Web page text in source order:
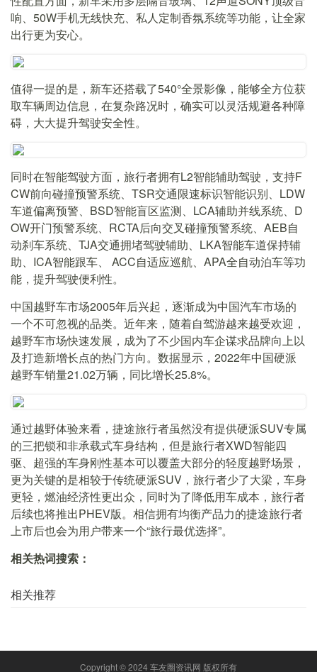
响、50W手机无线快充、私人定制香氛系统等功能，让全家
出行更为安心。
值得一提的是，新车还搭载了540°全景影像，能够全方位获
取车辆周边信息，在复杂路况时，确实可以灵活规避各种障
碍，大大提升驾驶安全性。
同时在智能驾驶方面，旅行者拥有L2智能辅助驾驶，支持F
CW前向碰撞预警系统、TSR交通限速标识智能识别、LDW
车道偏离预警、BSD智能盲区监测、LCA辅助并线系统、D
OW开门预警系统、RCTA后向交叉碰撞预警系统、AEB自
动刹车系统、TJA交通拥堵驾驶辅助、LKA智能车道保持辅
助、ICA智能跟车、 ACC自适应巡航、APA全自动泊车等功
能，提升驾驶便利性。
中国越野车市场2005年后兴起，逐渐成为中国汽车市场的
一个不可忽视的品类。近年来，随着自驾游越来越受欢迎，
越野车市场快速发展，成为了不少国内车企谋求品牌向上以
及打造新增长点的热门方向。数据显示，2022年中国硬派
越野车销量21.02万辆，同比增长25.8%。
通过越野体验来看，捷途旅行者虽然没有提供硬派SUV专属
的三把锁和非承载式车身结构，但是旅行者XWD智能四
驱、超强的车身刚性基本可以覆盖大部分的轻度越野场景，
更为关键的是相较于传统硬派SUV，旅行者少了大梁，车身
更轻，燃油经济性更出众，同时为了降低用车成本，旅行者
后续也将推出PHEV版。相信拥有均衡产品力的捷途旅行者
上市后也会为用户带来一个“旅行最优选择”。
相关热词搜索：
相关推荐
Copyright © 2024 车友圈资讯网 版权所有